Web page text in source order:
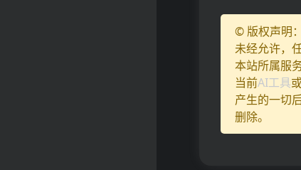
© 版权声明
未经允许，
本站所属服
当前AI工具
产生的一切
删除。